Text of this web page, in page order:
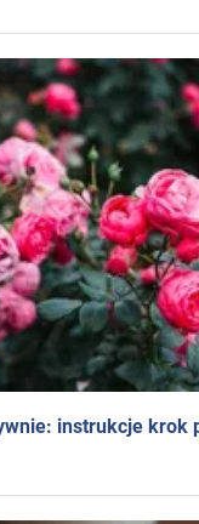
instrukcje krok